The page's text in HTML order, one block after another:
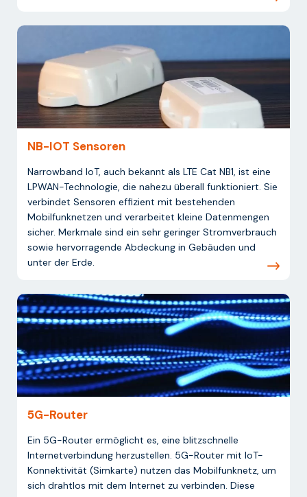
NB-IOT Sensoren
Narrowband IoT, auch bekannt als LTE Cat NB1, ist eine
LPWAN-Technologie, die nahezu überall funktioniert. Sie
verbindet Sensoren effizient mit bestehenden
Mobilfunknetzen und verarbeitet kleine Datenmengen
sicher. Merkmale sind ein sehr geringer Stromverbrauch
sowie hervorragende Abdeckung in Gebäuden und
unter der Erde.
5G-Router
Ein 5G-Router ermöglicht es, eine blitzschnelle
Internetverbindung herzustellen. 5G-Router mit IoT-
Konnektivität (Simkarte) nutzen das Mobilfunknetz, um
sich drahtlos mit dem Internet zu verbinden. Diese